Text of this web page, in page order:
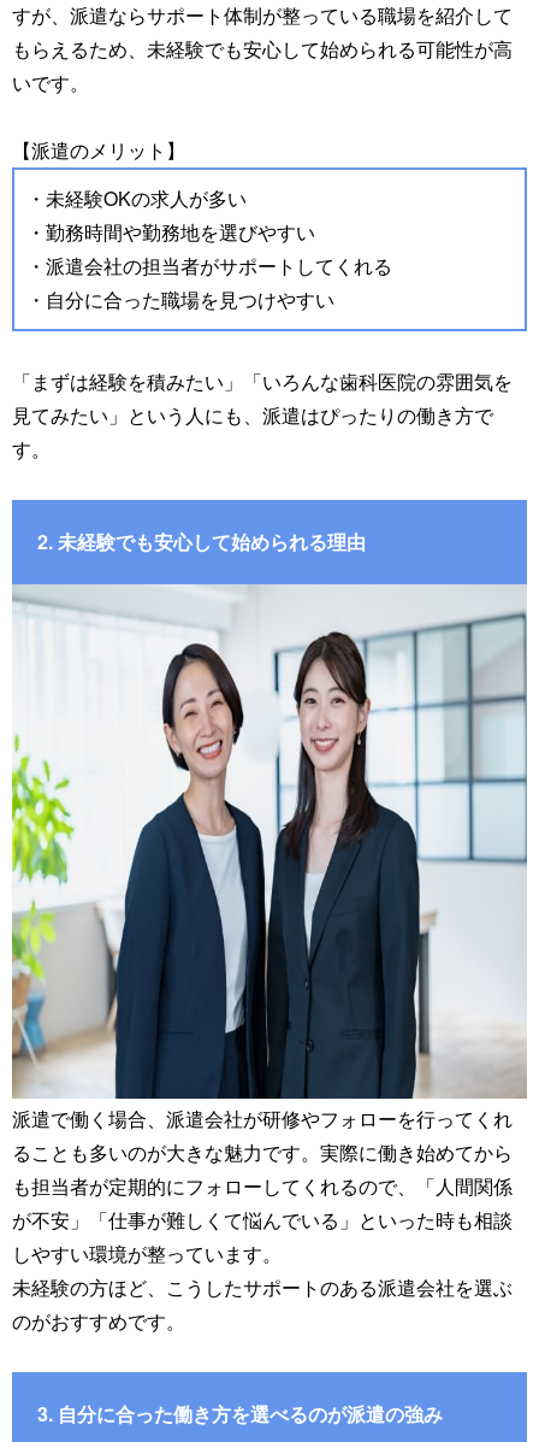
すが、派遣ならサポート体制が整っている職場を紹介して
もらえるため、未経験でも安心して始められる可能性が高
いです。
【派遣のメリット】
・未経験OKの求人が多い
・勤務時間や勤務地を選びやすい
・派遣会社の担当者がサポートしてくれる
・自分に合った職場を見つけやすい
「まずは経験を積みたい」「いろんな歯科医院の雰囲気を
見てみたい」という人にも、派遣はぴったりの働き方で
す。
2. 未経験でも安心して始められる理由
派遣で働く場合、派遣会社が研修やフォローを行ってくれ
ることも多いのが大きな魅力です。実際に働き始めてから
も担当者が定期的にフォローしてくれるので、「人間関係
が不安」「仕事が難しくて悩んでいる」といった時も相談
しやすい環境が整っています。
未経験の方ほど、こうしたサポートのある派遣会社を選ぶ
のがおすすめです。
3. 自分に合った働き方を選べるのが派遣の強み